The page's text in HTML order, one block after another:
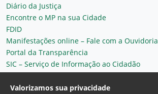
Diário da Justiça
Encontre o MP na sua Cidade
FDID
Manifestações online – Fale com a Ouvidoria
Portal da Transparência
SIC – Serviço de Informação ao Cidadão
Plantão MP do Ceará
Secretaria Geral
Valorizamos sua privacidade